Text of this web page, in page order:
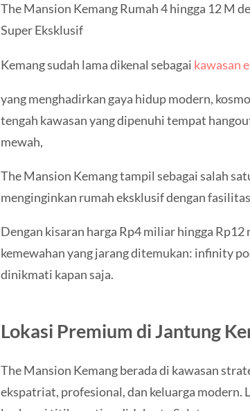
The Mansion Kemang Rumah 4 hingga 12 M
Super Eksklusif
Kemang sudah lama dikenal sebagai kawasan
yang menghadirkan gaya hidup modern,
tengah kawasan yang dipenuhi tempat
mewah,
The Mansion Kemang tampil sebagai salah
menginginkan rumah eksklusif dengan
Dengan kisaran harga Rp4 miliar hingga
kemewahan yang jarang ditemukan: infinity
dinikmati kapan saja.
Lokasi Premium di Jantung
The Mansion Kemang berada di kawasan
ekspatriat, profesional, dan keluarga modern.